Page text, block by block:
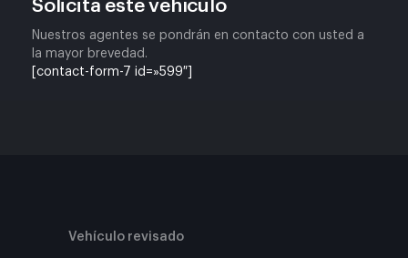
Solicita este vehículo
Nuestros agentes se pondrán en contacto con usted a
la mayor brevedad.
[contact-form-7 id=»599″]
Vehículo revisado